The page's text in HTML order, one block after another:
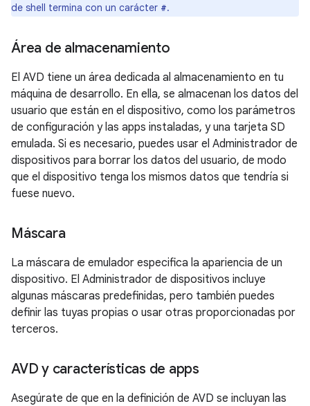
de shell termina con un carácter #.
Área de almacenamiento
El AVD tiene un área dedicada al almacenamiento en tu
máquina de desarrollo. En ella, se almacenan los datos del
usuario que están en el dispositivo, como los parámetros
de configuración y las apps instaladas, y una tarjeta SD
emulada. Si es necesario, puedes usar el Administrador de
dispositivos para borrar los datos del usuario, de modo
que el dispositivo tenga los mismos datos que tendría si
fuese nuevo.
Máscara
La máscara de emulador especifica la apariencia de un
dispositivo. El Administrador de dispositivos incluye
algunas máscaras predefinidas, pero también puedes
definir las tuyas propias o usar otras proporcionadas por
terceros.
AVD y características de apps
Asegúrate de que en la definición de AVD se incluyan las